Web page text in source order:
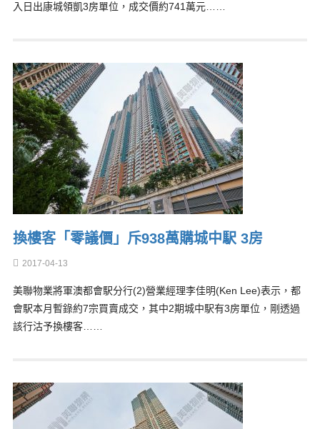
入日出康城領凱3房單位，成交價約741萬元……
換樓客「零議價」斥938萬購城中駅 3房
2017-04-13
美聯物業將軍澳都會駅分行(2)營業經理李佳明(Ken Lee)表示，都
會駅本月暫錄約7宗買賣成交，其中2期城中駅有3房單位，剛透過
該行沽予換樓客……